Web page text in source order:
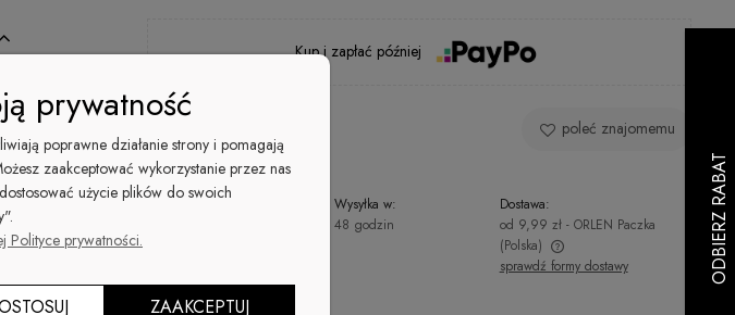
Kup i zapłać później
poleć znajomemu
Dostępność:
Wysyłka w:
48 godzin
Dostawa:
od 9,99 zł - ORLEN Paczka
(Polska)
sprawdź formy dostawy
prywatność
poprawne działanie strony i pomagają
zaakceptować wykorzystanie przez nas
użycie plików do swoich
Polityce prywatności.
ZAAKCEPTUJ